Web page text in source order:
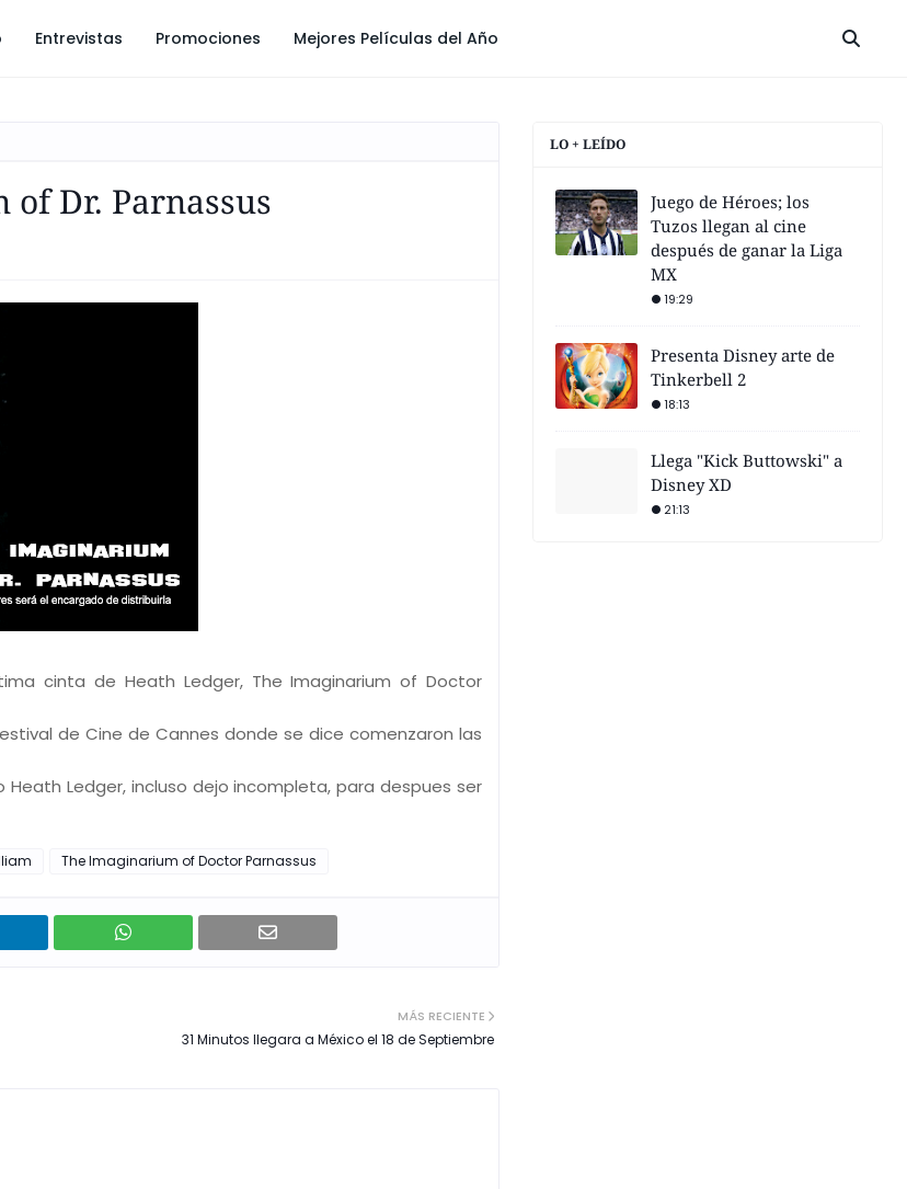
Entrevistas Promociones Mejores Películas del Año
Dr. Parnassus
cinta de Heath Ledger, The Imaginarium of Doctor
de Cine de Cannes donde se dice comenzaron las
Ledger, incluso dejo incompleta, para despues ser
The Imaginarium of Doctor Parnassus
MÁS RECIENTE
31 Minutos llegara a México el 18 de Septiembre
LO + LEÍDO
Juego de Héroes; los
Tuzos llegan al cine
después de ganar la Liga
MX
19:29
Presenta Disney arte de
Tinkerbell 2
18:13
Llega "Kick Buttowski" a
Disney XD
21:13